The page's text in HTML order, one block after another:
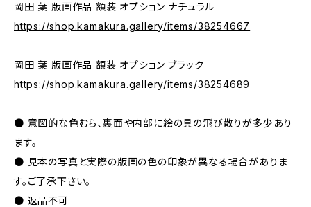
岡田 葉 版画作品 額装 オプション ナチュラル
https://shop.kamakura.gallery/items/38254667
岡田 葉 版画作品 額装 オプション ブラック
https://shop.kamakura.gallery/items/38254689
● 意図的な色むら、裏面や内部に絵の具の飛び散りが多少あり
ます。
● 見本の写真と実際の版画の色の印象が異なる場合がありま
す。ご了承下さい。
● 返品不可